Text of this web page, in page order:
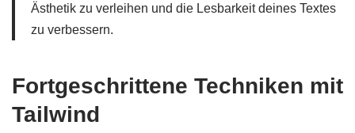
Ästhetik zu verleihen und die Lesbarkeit deines Textes
zu verbessern.
Fortgeschrittene Techniken mit
Tailwind